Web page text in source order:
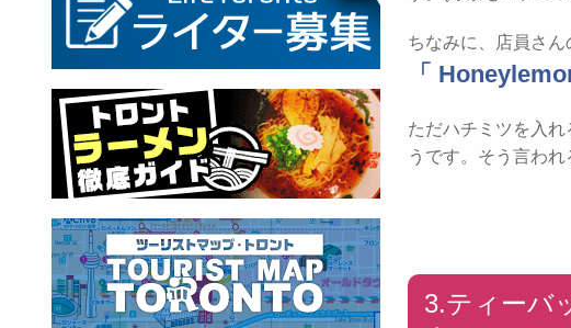
ちなみに、店員さん
「
ただハチミツを入
うです。そう言わ
3.ティーバ